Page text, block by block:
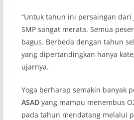
“Untuk tahun ini persaingan dari
SMP sangat merata. Semua
bagus. Berbeda dengan tahun
yang dipertandingkan hanya
ujarnya.
Yoga berharap semakin banyak
ASADyang mampu menembus
pada tahun mendatang melalui